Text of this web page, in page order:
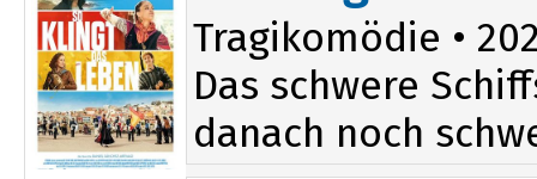
Tragikomödie •
Das schwere
danach noch